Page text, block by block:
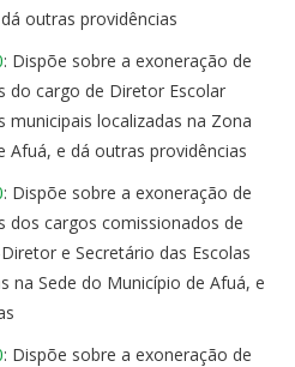
outras providências
: Dispõe sobre a exoneração de
do cargo de Diretor Escolar
municipais localizadas na Zona
Afuá, e dá outras providências
: Dispõe sobre a exoneração de
dos cargos comissionados de
e Secretário das Escolas
na Sede do Município de Afuá, e
: Dispõe sobre a exoneração de